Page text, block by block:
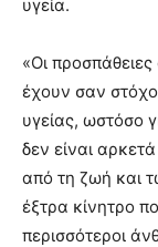
υγεία.
«Οι
έχουν σαν
υγείας, ωστόσο
δεν είναι
από τη ζωή και
έξτρα κίνητρο
περισσότεροι